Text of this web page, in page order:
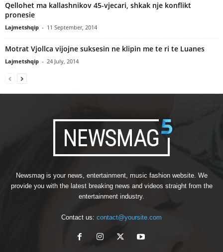
Qellohet ma kallashnikov 45-vjecari, shkak nje konflikt
pronesie
Lajmetshqip - 11 September, 2014
Motrat Vjollca vijojne suksesin ne klipin me te ri te Luanes
Lajmetshqip - 24 July, 2014
Newsmag is your news, entertainment, music fashion website. We
provide you with the latest breaking news and videos straight from the
entertainment industry.
Contact us: contact@yoursite.com